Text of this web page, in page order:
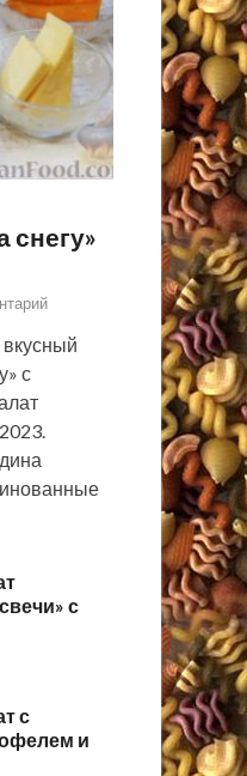
снегу»
с
с
с
и